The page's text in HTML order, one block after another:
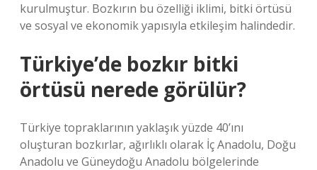
kurulmuştur. Bozkırın bu özelliği iklimi, bitki örtüsü
ve sosyal ve ekonomik yapısıyla etkileşim halindedir.
Türkiye’de bozkır bitki
örtüsü nerede görülür?
Türkiye topraklarının yaklaşık yüzde 40’ını
oluşturan bozkırlar, ağırlıklı olarak İç Anadolu, Doğu
Anadolu ve Güneydoğu Anadolu bölgelerinde